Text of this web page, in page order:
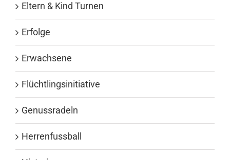
Eltern & Kind Turnen
Erfolge
Erwachsene
Flüchtlingsinitiative
Genussradeln
Herrenfussball